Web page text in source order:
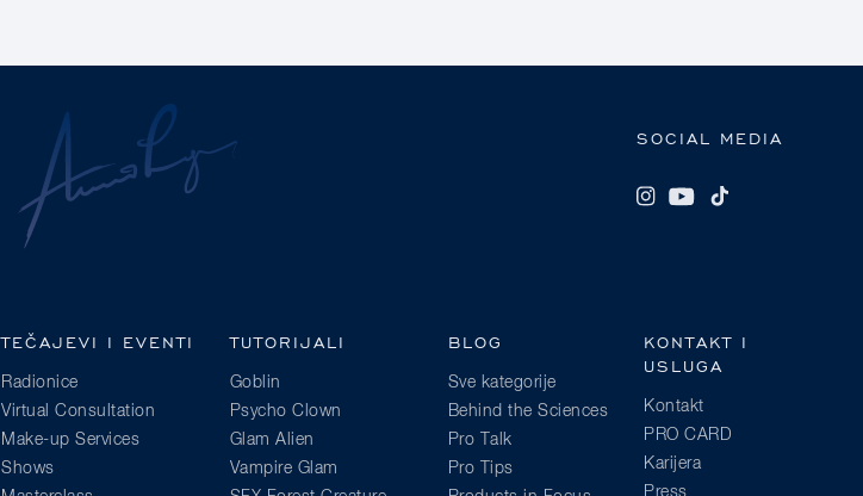
SOCIAL MEDIA
TEČAJEVI I EVENTI
Radionice
Virtual Consultation
Make-up Services
Shows
TUTORIJALI
Goblin
Psycho Clown
Glam Alien
Vampire Glam
BLOG
Sve kategorije
Behind the Sciences
Pro Talk
Pro Tips
KONTAKT I
USLUGA
Kontakt
PRO CARD
Karijera
Press